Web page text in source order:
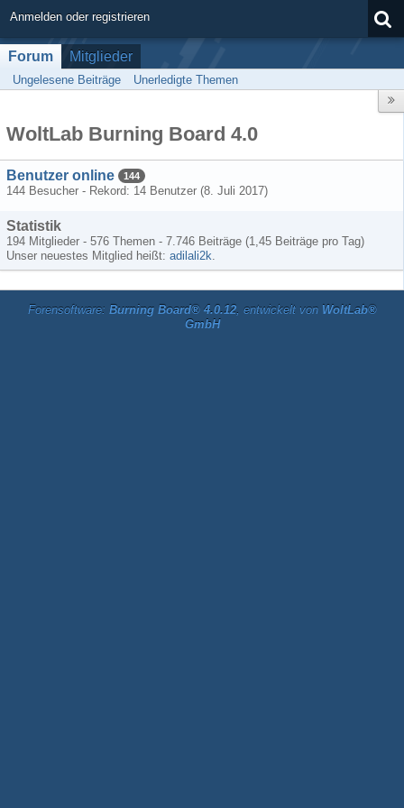
Anmelden oder registrieren
Forum Mitglieder
Ungelesene Beiträge Unerledigte Themen
WoltLab Burning Board 4.0
Benutzer online 144
144 Besucher - Rekord: 14 Benutzer (8. Juli 2017)
Statistik
194 Mitglieder - 576 Themen - 7.746 Beiträge (1,45 Beiträge pro Tag)
Unser neuestes Mitglied heißt: adilali2k.
Forensoftware: Burning Board® 4.0.12, entwickelt von WoltLab®
GmbH